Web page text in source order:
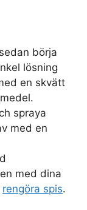
börja
lösning
en skvätt
spraya
med en
med dina
rengöra spis.